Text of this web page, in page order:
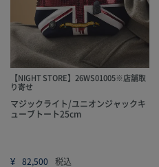
【NIGHT STORE】26WS01005※店舗取
り寄せ
マジックライト/ユニオンジャックキ
ューブトート25cm
¥ 82,500 税込